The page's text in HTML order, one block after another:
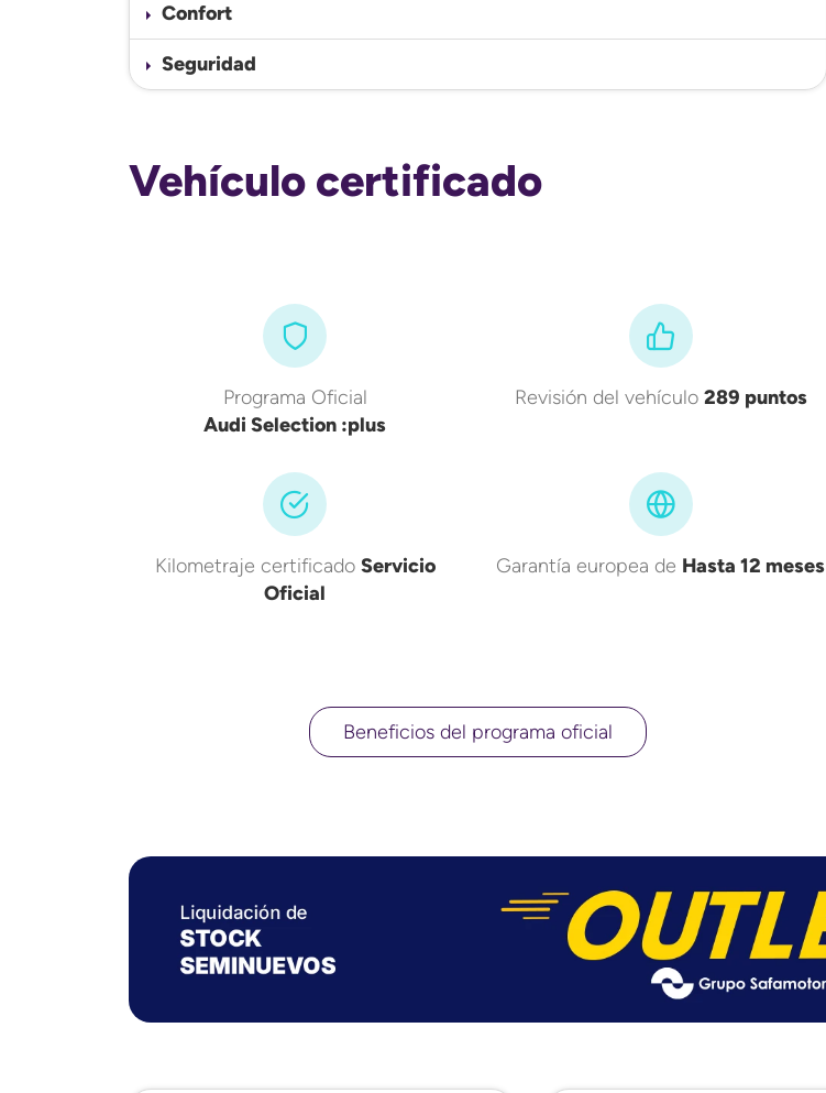
Confort
Seguridad
Vehículo certificado
Programa Oficial
Audi Selection :plus
Revisión del vehículo 289 puntos
Kilometraje certificado Servicio
Oficial
Garantía europea de Hasta 12 meses
Beneficios del programa oficial